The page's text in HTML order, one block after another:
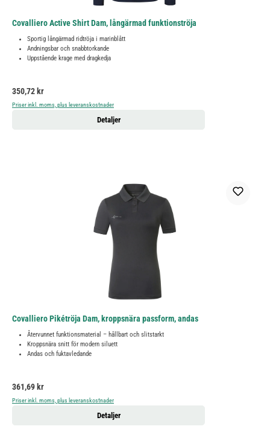
Covalliero Active Shirt Dam, långärmad funktionströja
Sportig långärmad ridtröja i marinblått
Andningsbar och snabbtorkande
Uppstående krage med dragkedja
Ordinarie pris:
350,72 kr
Priser inkl. moms, plus leveranskostnader
Detaljer
Covalliero Pikétröja Dam, kroppsnära passform, andas
Återvunnet funktionsmaterial – hållbart och slitstarkt
Kroppsnära snitt för modern siluett
Andas och fuktavledande
Ordinarie pris:
361,69 kr
Priser inkl. moms, plus leveranskostnader
Detaljer